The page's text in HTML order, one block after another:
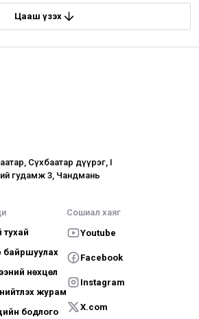
Цааш үзэх
Сүхбаатар дүүрэг, I
гудамж 3, Чандмань
тухай
байршуулах
нөхцөл
журам
бодлого
Сошиал хаяг
Youtube
Facebook
Instagram
X.com